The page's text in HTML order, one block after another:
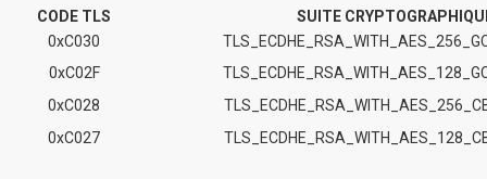
CODE TLS
SUITE
0xC030
0xC02F
0xC028
0xC027